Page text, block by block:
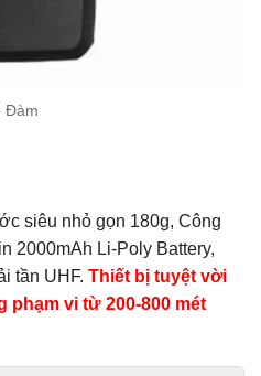
Đàm
siêu nhỏ gọn 180g, Công
2000mAh Li-Poly Battery,
tần UHF. Thiết bị tuyệt vời
vi từ 200-800 mét